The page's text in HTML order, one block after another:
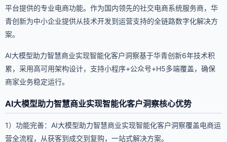
平台提供的专业电商功能。作为国内领先的社交电商系统服务商，华
青创新为中小企业提供从技术开发到运营支持的全链路数字化解决方
案。
AI大模型助力智慧商业实现智能化客户洞察基于华青创新6年技术积
累，采用高可用架构设计，支持小程序+公众号+H5多端覆盖，确保
商家业务稳定运行。
AI大模型助力智慧商业实现智能化客户洞察核心优势
1）功能完善：AI大模型助力智慧商业实现智能化客户洞察覆盖电商运
营全流程，从获客到成交到复购，一站式解决方案。